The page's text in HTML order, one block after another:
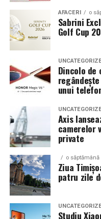
Echilibrul dintre estetica
Un aspect specific
prezenta multor masini
show, ci si vehicule
cauta solutii care sa le
evenimente fara a
siguranta pe drumurile
In acest context,
echilibru intre aspect si
opteaza pentru
indiferent de vreme sau
De ce conteaza tipul de
Cluj
AFACERI o
Sabrini
Golf Cup
Dincolo
unui
Axis
camerelor
private
o
Ziua
patru zile
Studiu